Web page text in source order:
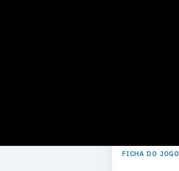
FICHA DO JOGO